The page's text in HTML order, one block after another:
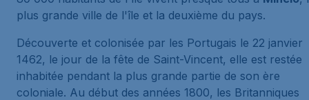
plus grande ville de l'île et la deuxième du pays.
Découverte et colonisée par les Portugais le 22 janvier
1462, le jour de la fête de Saint-Vincent, elle est restée
inhabitée pendant la plus grande partie de son ère
coloniale. Au début des années 1800, les Britanniques